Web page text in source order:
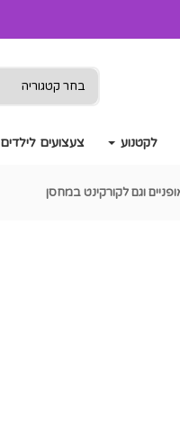
לקטנוע צעצועים לילדים
וגם לקורקינט במחסן